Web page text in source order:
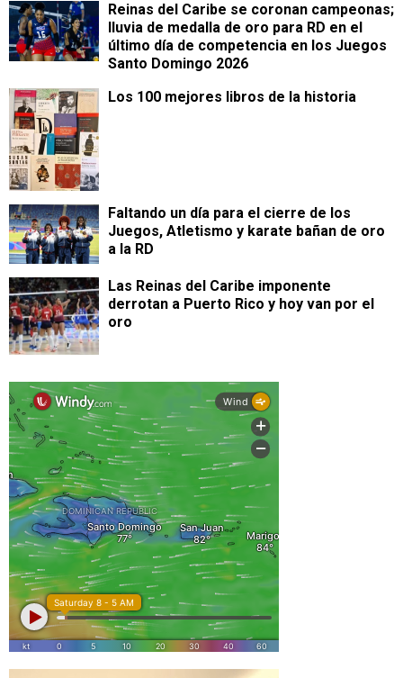
Reinas del Caribe se coronan campeonas;
lluvia de medalla de oro para RD en el
último día de competencia en los Juegos
Santo Domingo 2026
Los 100 mejores libros de la historia
Faltando un día para el cierre de los
Juegos, Atletismo y karate bañan de oro
a la RD
Las Reinas del Caribe imponente
derrotan a Puerto Rico y hoy van por el
oro